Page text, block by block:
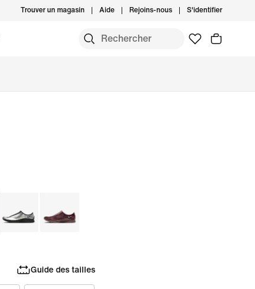
Trouver un magasin Aide Rejoins-nous S'identifier
Guide des tailles